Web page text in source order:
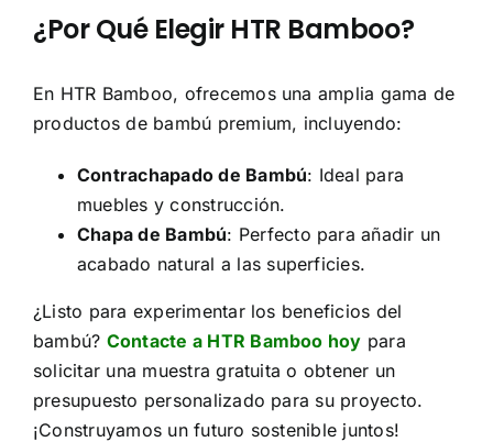
¿Por Qué Elegir HTR Bamboo?
En HTR Bamboo, ofrecemos una amplia gama de
productos de bambú premium, incluyendo:
Contrachapado de Bambú: Ideal para
muebles y construcción.
Chapa de Bambú: Perfecto para añadir un
acabado natural a las superficies.
¿Listo para experimentar los beneficios del
bambú? Contacte a HTR Bamboo hoy para
solicitar una muestra gratuita o obtener un
presupuesto personalizado para su proyecto.
¡Construyamos un futuro sostenible juntos!